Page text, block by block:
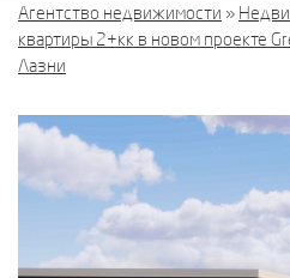
Агентство недвижимости »
квартиры 2+кк в новом проекте
Лазни